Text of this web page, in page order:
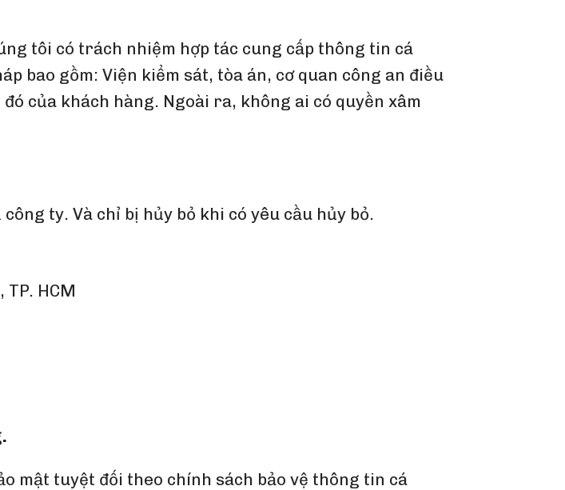
tôi có trách nhiệm hợp tác cung cấp thông tin cá
bao gồm: Viện kiểm sát, tòa án, cơ quan công an điều
của khách hàng. Ngoài ra, không ai có quyền xâm
ty. Và chỉ bị hủy bỏ khi có yêu cầu hủy bỏ.
HCM
mật tuyệt đối theo chính sách bảo vệ thông tin cá